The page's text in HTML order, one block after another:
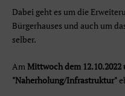
Dabei geht es um die
Bürgerhauses und auch um
selber.
AmMittwoch dem
"Naherholung/Infrastruktur"